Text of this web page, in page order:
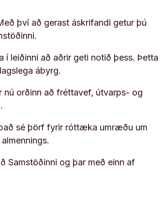
því að gerast áskrifandi getur þú
í leiðinni að aðrir geti notið þess. Þetta
ábyrg.
orðinn að fréttavef, útvarps- og
sé þörf fyrir róttæka umræðu um
Samstöðinni og þar með einn af